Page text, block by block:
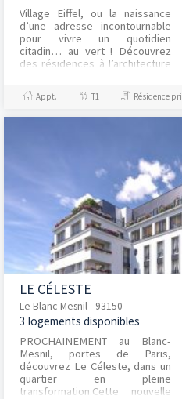
Village Eiffel, ou la naissance
d’une adresse incontournable
pour vivre un quotidien
citadin… au vert ! Découvrez
des résidences à l’architecture
appartements d...
Appt. T1 Résidence principale / PTZ, Investissement et Défiscalisation
LE CÉLESTE
Le Blanc-Mesnil - 93150
3 logements disponibles
PROCHAINEMENT au Blanc-
Mesnil, portes de Paris,
découvrez Le Céleste, dans un
quartier en pleine
transformation.Cette nouvelle